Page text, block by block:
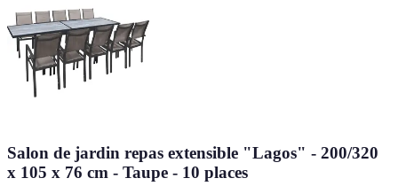
Salon de jardin repas extensible "Lagos" - 200/320
x 105 x 76 cm - Taupe - 10 places